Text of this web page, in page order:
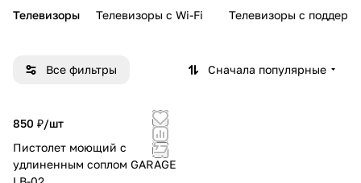
Телевизоры Телевизоры с Wi-Fi Телевизоры с
Все фильтры Сначала популярные
850 ₽/шт
Пистолет моющий с
удлиненным соплом GARAGE